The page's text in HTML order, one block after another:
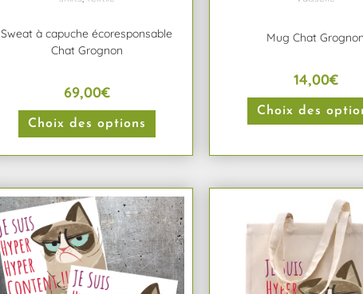
Sweat à capuche écoresponsable
Chat Grognon
69,00€
Choix des options
Mug Chat
14,00€
Choix des